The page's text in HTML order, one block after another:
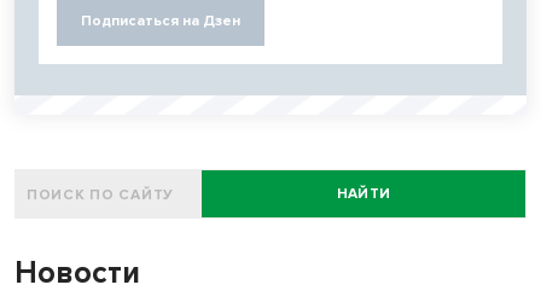
Подписаться на Дзен
НАЙТИ
Новости